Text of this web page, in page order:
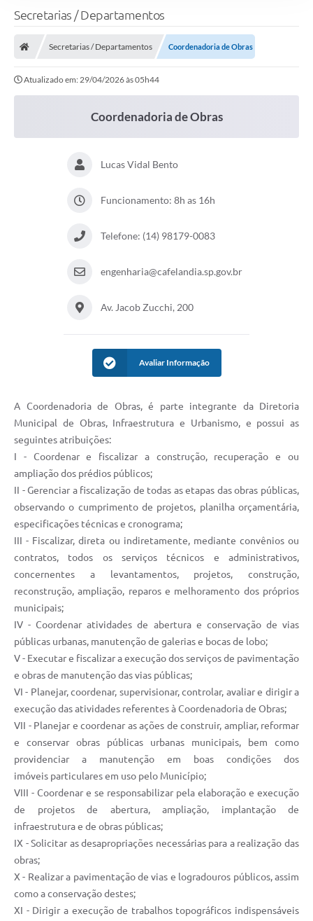
Secretarias / Departamentos
Secretarias / Departamentos Coordenadoria de Obras
Atualizado em: 29/04/2026 às 05h44
Coordenadoria de Obras
Lucas Vidal Bento
Funcionamento: 8h as 16h
Telefone: (14) 98179-0083
engenharia@cafelandia.sp.gov.br
Av. Jacob Zucchi, 200
Avaliar Informação
A Coordenadoria de Obras, é parte integrante da Diretoria
Municipal de Obras, Infraestrutura e Urbanismo, e possui as
seguintes atribuições:
I - Coordenar e fiscalizar a construção, recuperação e ou
ampliação dos prédios públicos;
II - Gerenciar a fiscalização de todas as etapas das obras públicas,
observando o cumprimento de projetos, planilha orçamentária,
especificações técnicas e cronograma;
III - Fiscalizar, direta ou indiretamente, mediante convênios ou
contratos, todos os serviços técnicos e administrativos,
concernentes a levantamentos, projetos, construção,
reconstrução, ampliação, reparos e melhoramento dos próprios
municipais;
IV - Coordenar atividades de abertura e conservação de vias
públicas urbanas, manutenção de galerias e bocas de lobo;
V - Executar e fiscalizar a execução dos serviços de pavimentação
e obras de manutenção das vias públicas;
VI - Planejar, coordenar, supervisionar, controlar, avaliar e dirigir a
execução das atividades referentes à Coordenadoria de Obras;
VII - Planejar e coordenar as ações de construir, ampliar, reformar
e conservar obras públicas urbanas municipais, bem como
providenciar a manutenção em boas condições dos
imóveis particulares em uso pelo Município;
VIII - Coordenar e se responsabilizar pela elaboração e execução
de projetos de abertura, ampliação, implantação de
infraestrutura e de obras públicas;
IX - Solicitar as desapropriações necessárias para a realização das
obras;
X - Realizar a pavimentação de vias e logradouros públicos, assim
como a conservação destes;
XI - Dirigir a execução de trabalhos topográficos indispensáveis